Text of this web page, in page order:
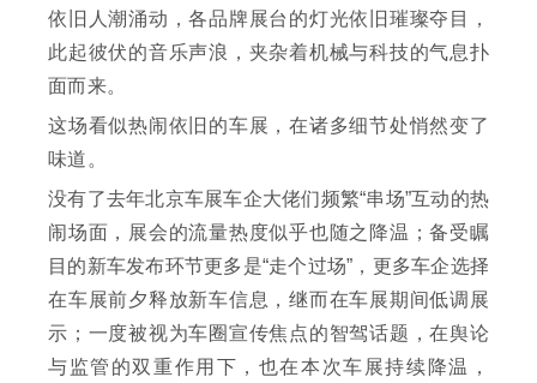
依旧人潮涌动，各品牌展台的灯光依旧璀璨夺目，
此起彼伏的音乐声浪，夹杂着机械与科技的气息扑
面而来。
这场看似热闹依旧的车展，在诸多细节处悄然变了
味道。
没有了去年北京车展车企大佬们频繁“串场”互动的热
闹场面，展会的流量热度似乎也随之降温；备受瞩
目的新车发布环节更多是“走个过场”，更多车企选择
在车展前夕释放新车信息，继而在车展期间低调展
示；一度被视为车圈宣传焦点的智驾话题，在舆论
与监管的双重作用下，也在本次车展持续降温，